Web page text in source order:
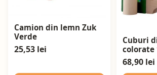
Camion din lemn Zuk
Verde
25,53 lei
Cuburi
colorate
68,90 lei